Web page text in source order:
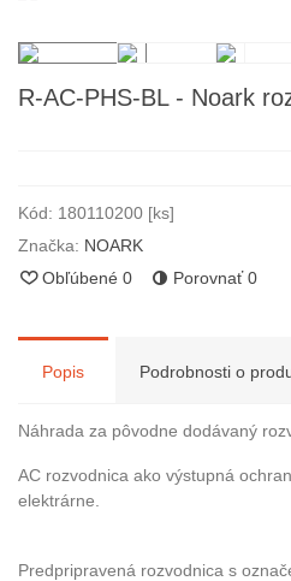
R-AC-PHS-BL - Noark
Kód: 180110200 [ks]
Značka: NOARK
Obľúbené 0 Porovnať 0
Popis Podrobnosti o
Náhrada za pôvodne dodávaný
AC rozvodnica ako výstupná
elektrárne.
Predpripravená rozvodnica s